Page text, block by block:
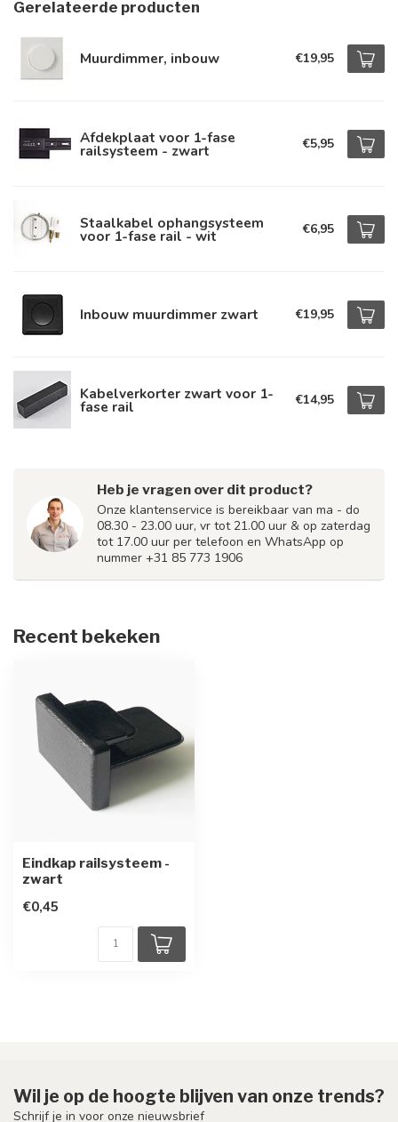
Gerelateerde producten
Muurdimmer, inbouw €19,95
Afdekplaat voor 1-fase
railsysteem - zwart €5,95
Staalkabel ophangsysteem
voor 1-fase rail - wit €6,95
Inbouw muurdimmer zwart €19,95
Kabelverkorter zwart voor 1-
fase rail €14,95
Heb je vragen over dit product?
Onze klantenservice is bereikbaar van ma - do
08.30 - 23.00 uur, vr tot 21.00 uur & op zaterdag
tot 17.00 uur per telefoon en WhatsApp op
nummer +31 85 773 1906
Recent bekeken
Eindkap railsysteem -
zwart
€0,45
Wil je op de hoogte blijven van onze trends?
Schrijf je in voor onze nieuwsbrief